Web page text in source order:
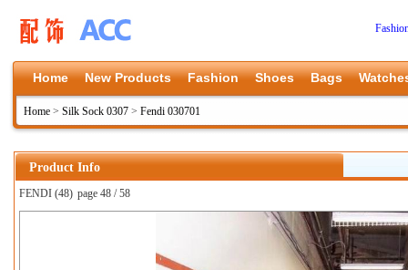
Home New Products Fashion Shoes Bags
Home > Silk Sock 0307 > Fendi 030701
Product Info
FENDI (48) page 48 / 58
上一张